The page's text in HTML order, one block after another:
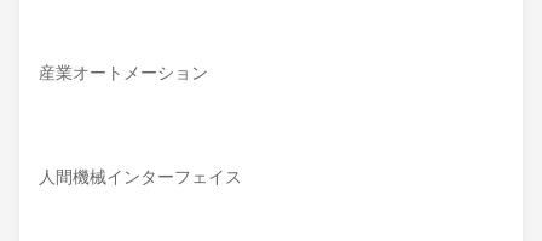
産業オートメーション
人間機械インターフェイス